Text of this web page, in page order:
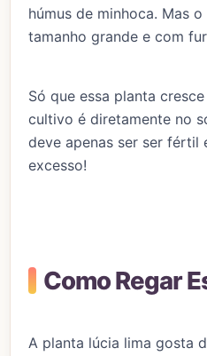
húmus de minhoca. Mas
tamanho grande e com
Só que essa planta
cultivo é diretamente no
deve apenas ser ser fértil
excesso!
Como Regar
A planta lúcia lima gosta